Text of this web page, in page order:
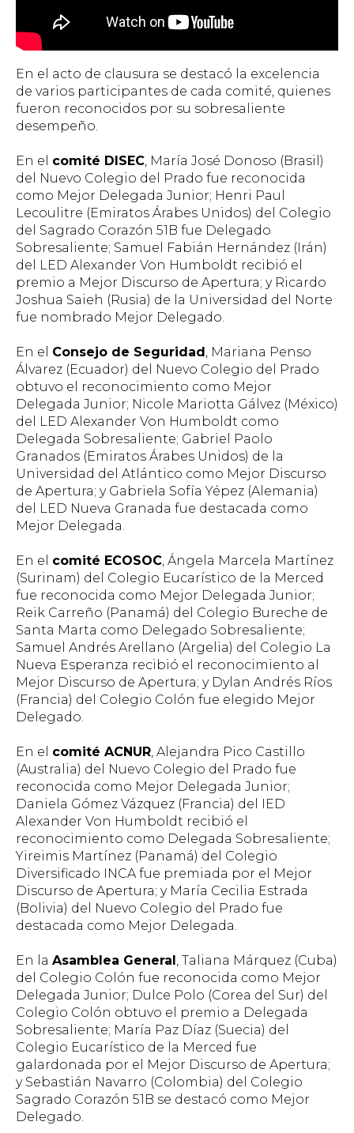
En el acto de clausura se destacó la excelencia
de varios participantes de cada comité, quienes
fueron reconocidos por su sobresaliente
desempeño.
En el comité DISEC, María José Donoso (Brasil)
del Nuevo Colegio del Prado fue reconocida
como Mejor Delegada Junior; Henri Paul
Lecoulitre (Emiratos Árabes Unidos) del Colegio
del Sagrado Corazón 51B fue Delegado
Sobresaliente; Samuel Fabián Hernández (Irán)
del LED Alexander Von Humboldt recibió el
premio a Mejor Discurso de Apertura; y Ricardo
Joshua Saieh (Rusia) de la Universidad del Norte
fue nombrado Mejor Delegado.
En el Consejo de Seguridad , Mariana Penso
Álvarez (Ecuador) del Nuevo Colegio del Prado
obtuvo el reconocimiento como Mejor
Delegada Junior; Nicole Mariotta Gálvez (México)
del LED Alexander Von Humboldt como
Delegada Sobresaliente; Gabriel Paolo
Granados (Emiratos Árabes Unidos) de la
Universidad del Atlántico como Mejor Discurso
de Apertura; y Gabriela Sofía Yépez (Alemania)
del LED Nueva Granada fue destacada como
Mejor Delegada.
En el comité ECOSOC, Ángela Marcela Martínez
(Surinam) del Colegio Eucarístico de la Merced
fue reconocida como Mejor Delegada Junior;
Reik Carreño (Panamá) del Colegio Bureche de
Santa Marta como Delegado Sobresaliente;
Samuel Andrés Arellano (Argelia) del Colegio La
Nueva Esperanza recibió el reconocimiento al
Mejor Discurso de Apertura; y Dylan Andrés Ríos
(Francia) del Colegio Colón fue elegido Mejor
Delegado.
En el comité ACNUR, Alejandra Pico Castillo
(Australia) del Nuevo Colegio del Prado fue
reconocida como Mejor Delegada Junior;
Daniela Gómez Vázquez (Francia) del IED
Alexander Von Humboldt recibió el
reconocimiento como Delegada Sobresaliente;
Yireimis Martínez (Panamá) del Colegio
Diversificado INCA fue premiada por el Mejor
Discurso de Apertura; y María Cecilia Estrada
(Bolivia) del Nuevo Colegio del Prado fue
destacada como Mejor Delegada.
En la Asamblea General , Taliana Márquez (Cuba)
del Colegio Colón fue reconocida como Mejor
Delegada Junior; Dulce Polo (Corea del Sur) del
Colegio Colón obtuvo el premio a Delegada
Sobresaliente; María Paz Díaz (Suecia) del
Colegio Eucarístico de la Merced fue
galardonada por el Mejor Discurso de Apertura;
y Sebastián Navarro (Colombia) del Colegio
Sagrado Corazón 51B se destacó como Mejor
Delegado.